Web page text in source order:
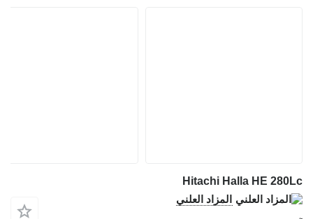
Hitachi Halla HE 280Lc
المزاد العلني